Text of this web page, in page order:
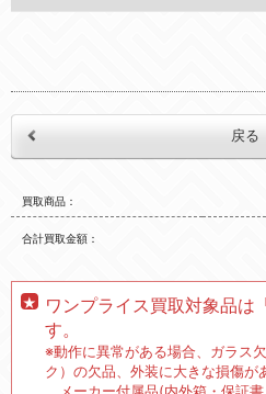
買取商品
合計買取金額
ワンプライス買取対象品は
す。
※動作に異常がある場合、ガラス
ク）の欠品、外装に大きな損傷が
メーカー付属品(内外箱・保証